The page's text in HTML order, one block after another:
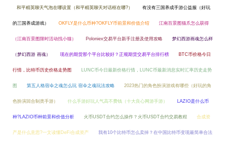
和平精英聊天气泡在哪设置（和平精英聊天对话框在哪?） 有没有三国养成手游公益服（好玩
的三国养成游戏） OKFLY是什么币种?OKFLY币前景和价值介绍 江南百景图猫爪怎么获得
（江南百景图限时活动找小猫） Poloniex交易平台新手注册及使用攻略 梦幻西游画魂怎么样
（梦幻西游 画魂） 现在的期货那个平台比较好？正规期货交易平台排行榜 BTC币价格今日
行情，比特币历史价格走势图 LUNC币今日最新价格行情，LUNC币最新消息实时汇率历史走势
图 第五人格宿伞之魂怎么玩 宿伞之魂玩法攻略 2023热门的角色扮演游戏有哪些（好玩的角
色扮演回合制类手游） 什么手游好玩人气高不费钱（十大良心网游手游） LAZIO是什么币
种?LAZIO币种前景和价值分析 火币USDT合约怎么操作？火币USDT合约交易教程 合成资
产是什么意思?一文读懂DeFi合成资产 我有10个比特币怎么卖掉？在中国比特币变现最简单合法